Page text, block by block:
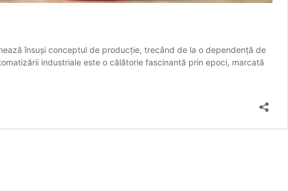
însuși conceptul de producție, trecând de la o dependență de
industriale este o călătorie fascinantă prin epoci, marcată